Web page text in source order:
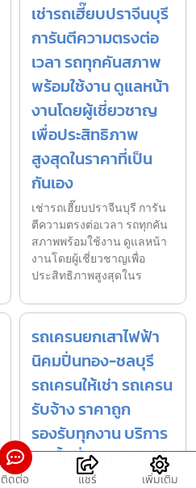
เช่ารถเฮี๊ยบปราจีนบุรี
การันตีความตรงต่อ
เวลา รถทุกคันสภาพ
พร้อมใช้งาน ดูแลหน้า
งานโดยผู้เชี่ยวชาญ
เพื่อประสิทธิภาพ
สูงสุดในราคาที่เป็น
กันเอง
เช่ารถเฮี๊ยบปราจีนบุรี การัน
ตีความตรงต่อเวลา รถทุกคัน
สภาพพร้อมใช้งาน ดูแลหน้า
งานโดยผู้เชี่ยวชาญเพื่อ
ประสิทธิภาพสูงสุดในร
รถเครนยกเสาไฟฟ้า
นิคมปิ่นทอง-ชลบุรี
รถเครนให้เช่า รถเครน
รับจ้าง ราคาถูก
รองรับทุกงาน บริการ
ทุกพื้นที่ ภาคตะวันออก
รถเครนยกเสาไฟฟ้านิคมปิ่น
ติดต่อ แชร์ เพิ่มเติม